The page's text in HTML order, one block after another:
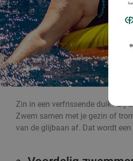
Zin in een verfrissende duik? Bij
Zwem samen met je gezin of
van de glijbaan af. Dat wordt